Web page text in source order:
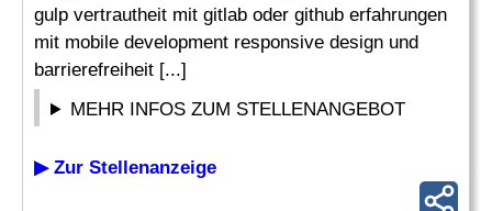
gulp vertrautheit mit gitlab oder github erfahrungen
mit mobile development responsive design und
barrierefreiheit [...]
MEHR INFOS ZUM STELLENANGEBOT
▶ Zur Stellenanzeige